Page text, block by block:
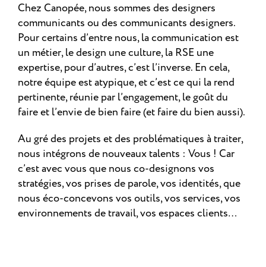
Chez Canopée, nous sommes des designers
communicants ou des communicants designers.
Pour certains d’entre nous, la communication est
un métier, le design une culture, la RSE une
expertise, pour d’autres, c’est l’inverse. En cela,
notre équipe est atypique, et c’est ce qui la rend
pertinente, réunie par l’engagement, le goût du
faire et l’envie de bien faire (et faire du bien aussi).
Au gré des projets et des problématiques à traiter,
nous intégrons de nouveaux talents : Vous ! Car
c’est avec vous que nous co-designons vos
stratégies, vos prises de parole, vos identités, que
nous éco-concevons vos outils, vos services, vos
environnements de travail, vos espaces clients…